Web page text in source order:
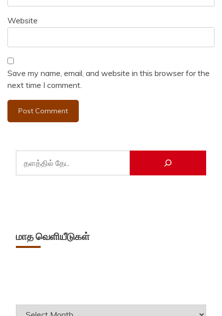
Website
Save my name, email, and website in this browser for the
next time I comment.
மாத வெளியீடுகள்
Archives